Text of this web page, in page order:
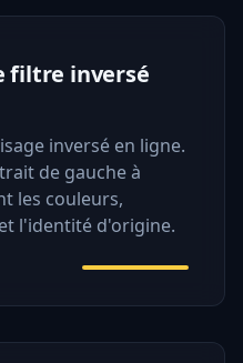
filtre inversé
inversé en ligne.
de gauche à
les couleurs,
l'identité d'origine.